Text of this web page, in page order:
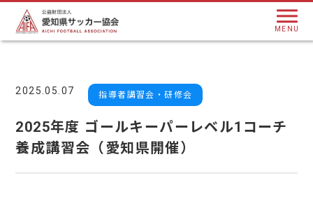
MENU
2025.05.07 指導者講習会・研修会
2025年度 ゴールキーパーレベル1コーチ
養成講習会（愛知県開催）